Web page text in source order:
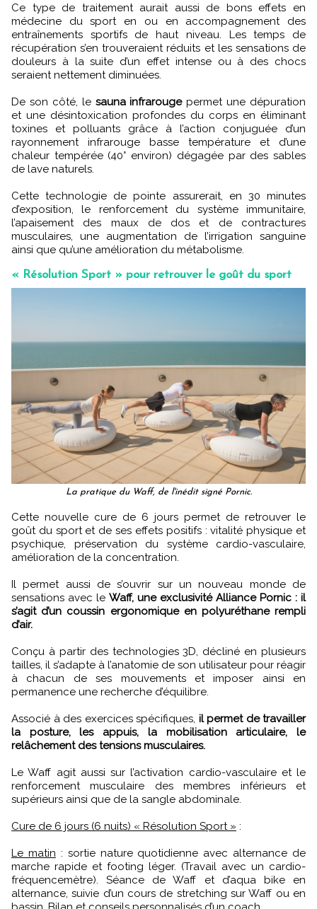
Ce type de traitement aurait aussi de bons effets en
médecine du sport en ou en accompagnement des
entraînements sportifs de haut niveau. Les temps de
récupération s’en trouveraient réduits et les sensations de
douleurs à la suite d’un effet intense ou à des chocs
seraient nettement diminuées.
De son côté, le sauna infrarougepermet une dépuration
et une désintoxication profondes du corps en éliminant
toxines et polluants grâce à l’action conjuguée d’un
rayonnement infrarouge basse température et d’une
chaleur tempérée (40° environ) dégagée par des sables
de lave naturels.
Cette technologie de pointe assurerait, en 30 minutes
d’exposition, le renforcement du système immunitaire,
l’apaisement des maux de dos et de contractures
musculaires, une augmentation de l’irrigation sanguine
ainsi que qu’une amélioration du métabolisme.
« Résolution Sport » pour retrouver le goût du sport
La pratique du Waff, de l'inédit signé Pornic.
Cette nouvelle cure de 6 jours permet de retrouver le
goût du sport et de ses effets positifs : vitalité physique et
psychique, préservation du système cardio-vasculaire,
amélioration de la concentration.
Il permet aussi de s’ouvrir sur un nouveau monde de
sensations avec le Waff, une exclusivité Alliance Pornic : il
s’agit d’un coussin ergonomique en polyuréthane rempli
d’air.
Conçu à partir des technologies 3D, décliné en plusieurs
tailles, il s’adapte à l’anatomie de son utilisateur pour réagir
à chacun de ses mouvements et imposer ainsi en
permanence une recherche d’équilibre.
Associé à des exercices spécifiques, il permet de travailler
la posture, les appuis, la mobilisation articulaire, le
relâchement des tensions musculaires.
Le Waff agit aussi sur l’activation cardio-vasculaire et le
renforcement musculaire des membres inférieurs et
supérieurs ainsi que de la sangle abdominale.
Cure de 6 jours (6 nuits) « Résolution Sport » :
Le matin : sortie nature quotidienne avec alternance de
marche rapide et footing léger. (Travail avec un cardio-
fréquencemètre). Séance de Waff et d’aqua bike en
alternance, suivie d’un cours de stretching sur Waff ou en